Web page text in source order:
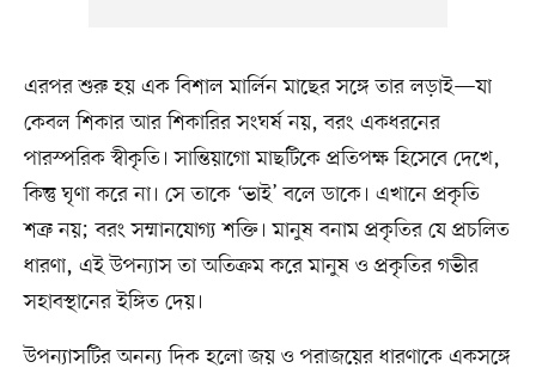
এরপর শুরু হয় এক বিশাল মার্লিন মাছের সঙ্গে তার লড়াই—যা
কেবল শিকার আর শিকারির সংঘর্ষ নয়, বরং একধরনের
পারস্পরিক স্বীকৃতি। সান্তিয়াগো মাছটিকে প্রতিপক্ষ হিসেবে দেখে,
কিন্তু ঘৃণা করে না। সে তাকে ‘ভাই’ বলে ডাকে। এখানে প্রকৃতি
শত্রু নয়; বরং সম্মানযোগ্য শক্তি। মানুষ বনাম প্রকৃতির যে প্রচলিত
ধারণা, এই উপন্যাস তা অতিক্রম করে মানুষ ও প্রকৃতির গভীর
সহাবস্থানের ইঙ্গিত দেয়।
উপন্যাসটির অনন্য দিক হলো জয় ও পরাজয়ের ধারণাকে একসঙ্গে